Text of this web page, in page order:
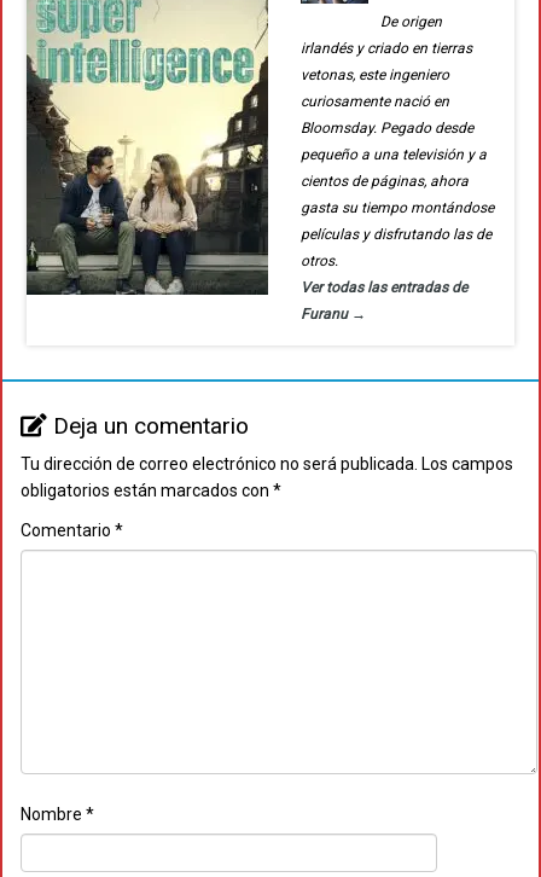
De origen
irlandés y criado en tierras
vetonas, este ingeniero
curiosamente nació en
Bloomsday. Pegado desde
pequeño a una televisión y a
cientos de páginas, ahora
gasta su tiempo montándose
películas y disfrutando las de
otros.
Ver todas las entradas de
Furanu →
Deja un comentario
Tu dirección de correo electrónico no será publicada. Los campos
obligatorios están marcados con *
Comentario *
Nombre *